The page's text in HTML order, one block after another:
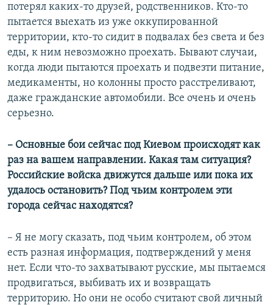
потерял каких-то друзей, родственников. Кто-то
пытается выехать из уже оккупированной
территории, кто-то сидит в подвалах без света и без
еды, к ним невозможно проехать. Бывают случаи,
когда люди пытаются проехать и подвезти питание,
медикаменты, но колонны просто расстреливают,
даже гражданские автомобили. Все очень и очень
серьезно.
– Основные бои сейчас под Киевом происходят как
раз на вашем направлении. Какая там ситуация?
Российские войска движутся дальше или пока их
удалось остановить? Под чьим контролем эти
города сейчас находятся?
– Я не могу сказать, под чьим контролем, об этом
есть разная информация, подтверждений у меня
нет. Если что-то захватывают русские, мы пытаемся
продвигаться, выбивать их и возвращать
территорию. Но они не особо считают свой личный